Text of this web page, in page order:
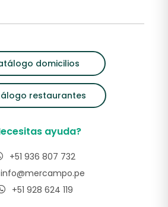
domicilios
restaurantes
ayuda?
+51 936 807 732
info@mercampo.pe
+51 928 624 119